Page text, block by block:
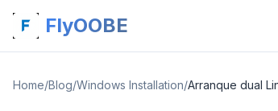
FlyOOBE
Home/Blog/Windows Installation/